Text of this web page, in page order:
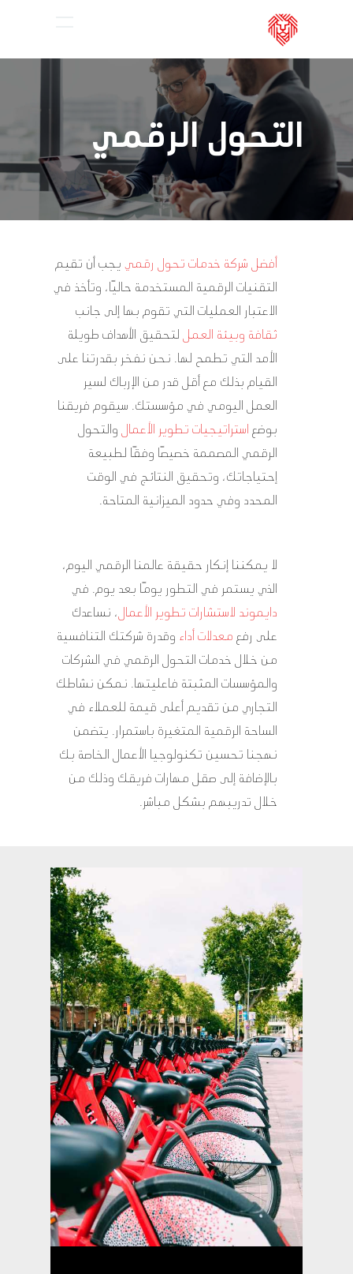
main
التحول الرقمي
أفضل شركة خدمات تحول رقمييجب أن تقيم
التقنيات الرقمية المستخدمة حاليًا، وتأخذ في
الاعتبار العمليات التي تقوم بها إلى جانب
ثقافة وبيئة العمللتحقيق الأهداف طويلة
الأمد التي تطمح لها. نحن نفخر بقدرتنا على
القيام بذلك مع أقل قدر من الإرباك لسير
العمل اليومي في مؤسستك. سيقوم فريقنا
بوضعاستراتيجيات تطوير الأعمالوالتحول
الرقمي المصممة خصيصًا وفقًا لطبيعة
إحتياجاتك، وتحقيق النتائج في الوقت
المحدد وفي حدود الميزانية المتاحة.
لا يمكننا إنكار حقيقة عالمنا الرقمي اليوم،
الذي يستمر في التطور يومًا بعد يوم. في
دايموند لاستشارات تطوير الأعمال، نساعدك
على رفعمعدلات أداء وقدرة شركتك التنافسية
من خلال خدمات التحول الرقمي في الشركات
والمؤسسات المثبتة فاعليتها. نمكن نشاطك
التجاري من تقديم أعلى قيمة للعملاء في
الساحة الرقمية المتغيرة باستمرار. يتضمن
نهجنا تحسين تكنولوجيا الأعمال الخاصة بك
بالإضافة إلى صقل مهارات فريقك وذلك من
خلال تدريبهم بشكل مباشر.